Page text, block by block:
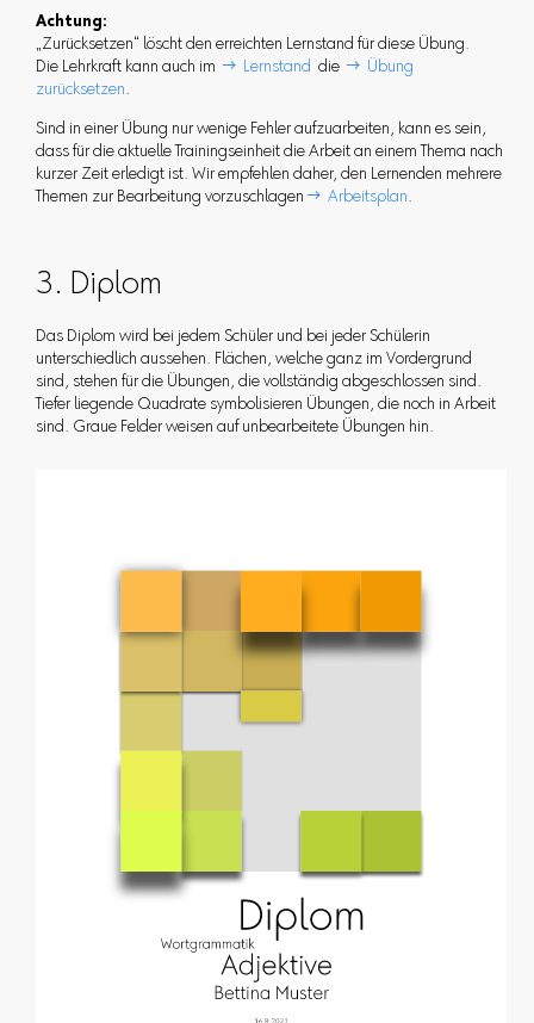
Achtung:
„Zurücksetzen“ löscht den erreichten Lernstand für diese Übung.
Die Lehrkraft kann auch im  Lernstand die  Übung
zurücksetzen.
Sind in einer Übung nur wenige Fehler aufzuarbeiten, kann es sein,
dass für die aktuelle Trainingseinheit die Arbeit an einem Thema nach
kurzer Zeit erledigt ist. Wir empfehlen daher, den Lernenden mehrere
Themen zur Bearbeitung vorzuschlagen  Arbeitsplan.
3. Diplom
Das Diplom wird bei jedem Schüler und bei jeder Schülerin
unterschiedlich aussehen. Flächen, welche ganz im Vordergrund
sind, stehen für die Übungen, die vollständig abgeschlossen sind.
Tiefer liegende Quadrate symbolisieren Übungen, die noch in Arbeit
sind. Graue Felder weisen auf unbearbeitete Übungen hin.